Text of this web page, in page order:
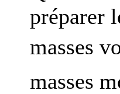
préparer
masses
masses